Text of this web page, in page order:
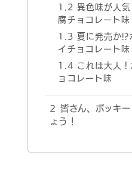
TEL06-
1.2 異色味が人
腐チョコレート味
1.3 夏に発売か!?
イチョコレート味
1.4 これは大人
ョコレート味
2 皆さん、ポッキ
ょう！